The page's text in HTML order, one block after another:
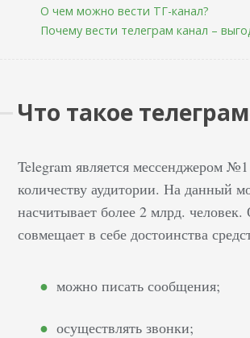
О чем можно вести ТГ-канал?
Почему вести телеграм канал –
Что такое
Telegram является мессенджером
количеству аудитории. На данный
насчитывает более 2 млрд.
совмещает в себе достоинства
можно писать сообщения;
осуществлять звонки;